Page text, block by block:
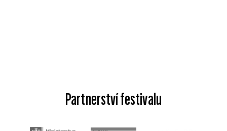
Partnerství festivalu